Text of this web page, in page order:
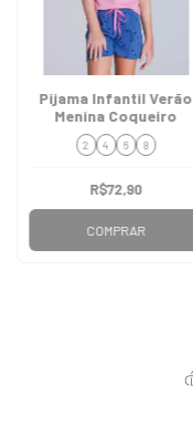
Pijama Infantil Verão
Menina Coqueiro
2 4 6 8
R$72,90
COMPRAR